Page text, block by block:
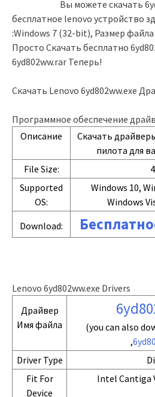
Вы можете скачать
бесплатное lenovo устройство
:Windows 7 (32-bit), Размер файла
Просто Скачать бесплатно
6yd802ww.rar Теперь!
Скачать Lenovo 6yd802ww.exe
Программное обеспечение
Описание
Скачать
пилота для
File Size:
Supported
OS:
Windows 10,
Windows
Download:
Lenovo 6yd802ww.exe Drivers
Драйвер
Имя файла
(you can also
,
Driver Type
Fit For
Device
Intel Cantiga